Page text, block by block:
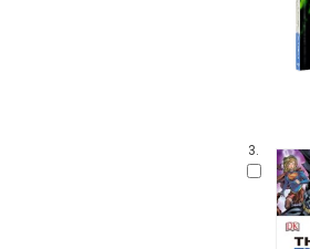
3.